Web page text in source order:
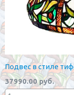
Подвес в стиле
37990.00 руб.